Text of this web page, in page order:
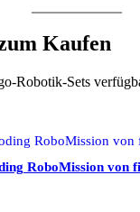
Kaufen
Robotik-Sets
RoboMission von